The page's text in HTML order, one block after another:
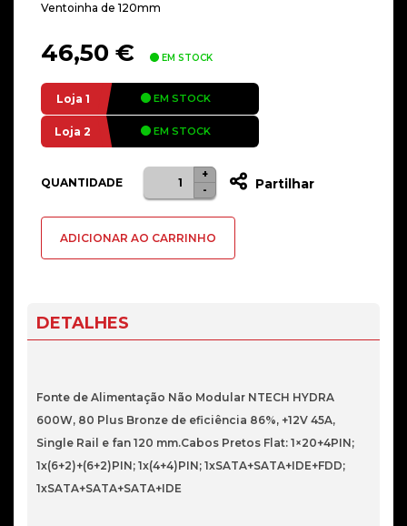
Ventoinha de 120mm
46,50 € EM STOCK
Loja 1 EM STOCK
Loja 2 EM STOCK
QUANTIDADE
Quantidade
de
ALIMENTACAO
600W
BRONZE
-
+
Partilhar
ADICIONAR AO CARRINHO
DETALHES
Fonte de Alimentação Não Modular NTECH HYDRA
600W, 80 Plus Bronze de eficiência 86%, +12V 45A,
Single Rail e fan 120 mm.Cabos Pretos Flat: 1×20+4PIN;
1x(6+2)+(6+2)PIN; 1x(4+4)PIN; 1xSATA+SATA+IDE+FDD;
1xSATA+SATA+SATA+IDE